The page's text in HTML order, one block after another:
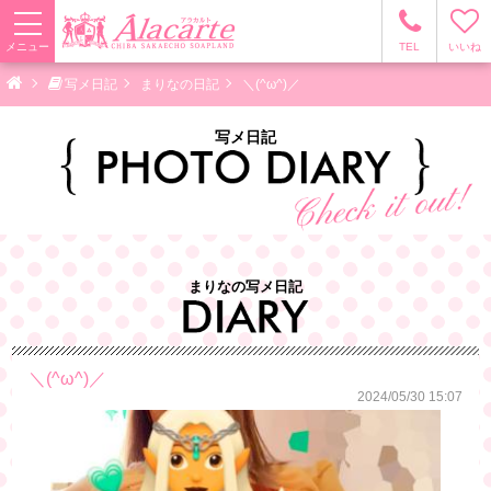
TEL いいね
メニュー
写メ日記 まりなの日記 ＼(^ω^)／
写メ日記
まりなの写メ日記
＼(^ω^)／
2024/05/30 15:07